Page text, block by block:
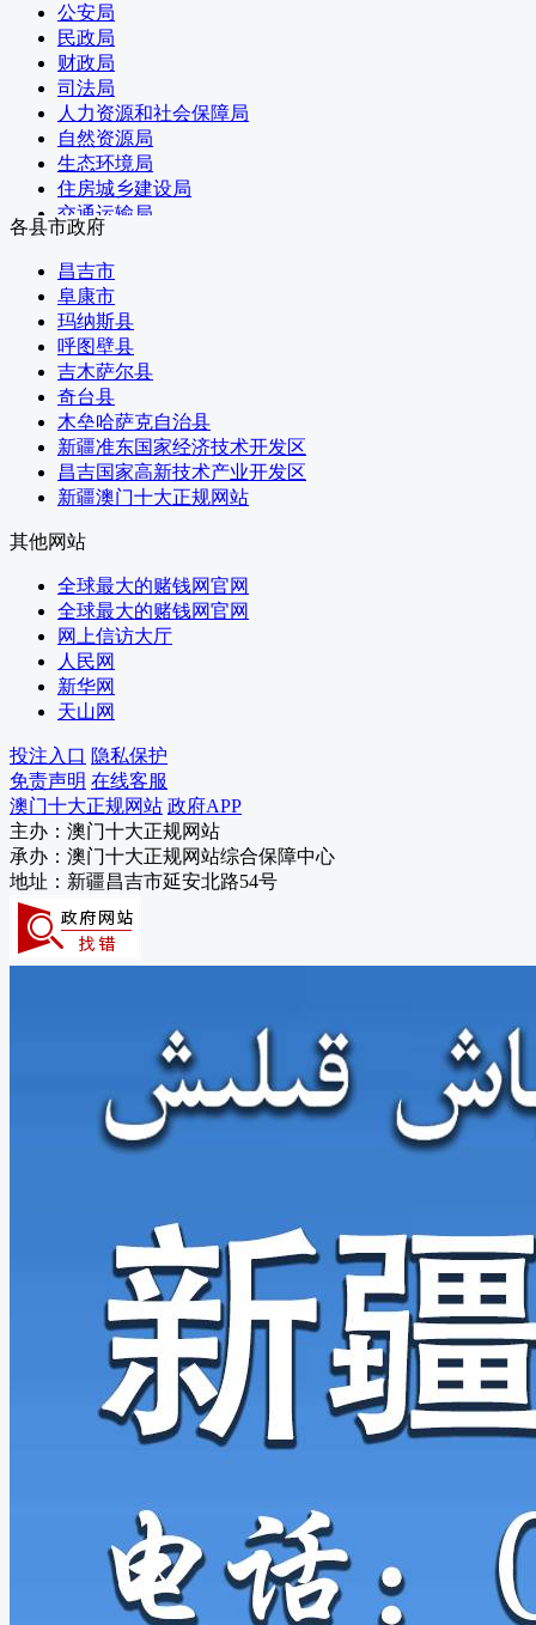
公安局
民政局
财政局
司法局
人力资源和社会保障局
自然资源局
生态环境局
住房城乡建设局
交通运输局
水利局
农业农村局
卫生健康委
林草局
商务局
文化体育广播电视和旅游局
外办
审计局
国资委
应急管理局
市场监管局
民委
退役军人事务局
医保局
住房公积金管理中心
供销合作社
交易中心
人行澳门十大正规网站分行
气象局
消防救援局
残联
机关事务管理局
信访局
数字化发展局
各县市政府
昌吉市
阜康市
玛纳斯县
呼图壁县
吉木萨尔县
奇台县
木垒哈萨克自治县
新疆准东国家经济技术开发区
昌吉国家高新技术产业开发区
新疆澳门十大正规网站
其他网站
全球最大的赌钱网官网
全球最大的赌钱网官网
网上信访大厅
人民网
新华网
天山网
投注入口 隐私保护
免责声明 在线客服
澳门十大正规网站 政府APP
主办：澳门十大正规网站
承办：澳门十大正规网站综合保障中心
地址：新疆昌吉市延安北路54号